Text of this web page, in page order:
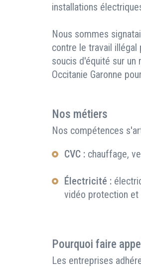
installations
Nous sommes
contre le travail illégal
soucis d'équité sur un
Occitanie Garonne
Nos métiers
Nos compétences
CVC : chauffage,
Électricité :
vidéo protection et
Pourquoi faire
Les entreprises